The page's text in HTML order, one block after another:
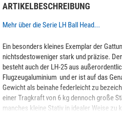
ARTIKELBESCHREIBUNG
Mehr über die Serie LH Ball Head...
Ein besonders kleines Exemplar der
nichtsdestoweniger stark und präzise.
besteht auch der LH-25 aus
Flugzeugaluminium  und er ist auf das
Gewicht als beinahe federleicht zu
einer Tragkraft von 6 kg dennoch große
manches kleine Stativ in idealer Weise zu